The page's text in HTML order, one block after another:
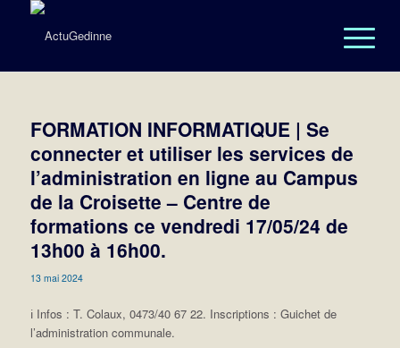
FORMATION INFORMATIQUE | Se
connecter et utiliser les services de
l’administration en ligne au Campus
de la Croisette – Centre de
formations ce vendredi 17/05/24 de
13h00 à 16h00.
13 mai 2024
ℹ️ Infos : T. Colaux, 0473/40 67 22. Inscriptions : Guichet de
l’administration communale.